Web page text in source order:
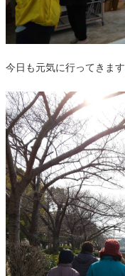
今日も元気に行ってきます